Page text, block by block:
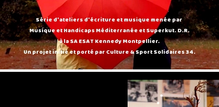
Série d'ateliers d'écriture et musique menée par
Musique et Handicaps Méditerranée et Superkut. D.R.
à la SA ESAT Kennedy Montpellier.
Un projet initié et porté par Culture & Sport Solidaires 34.